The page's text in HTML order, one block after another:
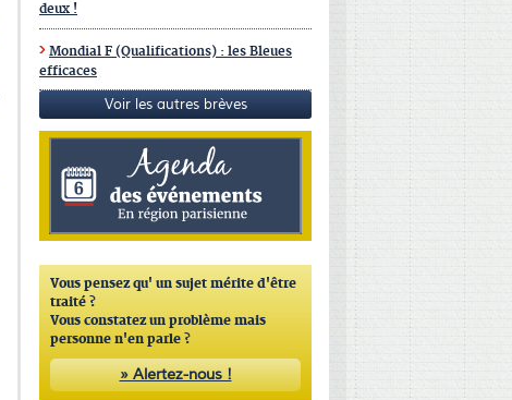
deux !
Mondial F (Qualifications) : les Bleues
efficaces
Voir les autres brèves
Vous pensez qu' un sujet mérite d'être
traité ?
Vous constatez un problème mais
personne n'en parle ?
» Alertez-nous !